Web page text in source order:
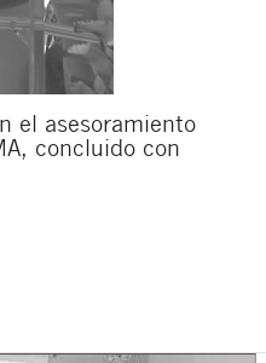
el asesoramiento
concluido con